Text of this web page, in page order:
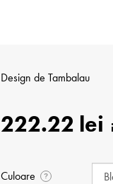
Design de Tambalau
222.22 lei
Culoare ?